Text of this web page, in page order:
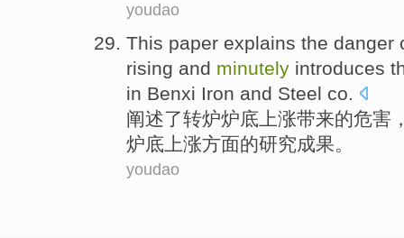
youdao
This paper explains the danger
rising and minutely introduces
in Benxi Iron and Steel co.
阐述了转炉炉底 上涨带来的危害
炉底上涨方面的研究成果。
youdao